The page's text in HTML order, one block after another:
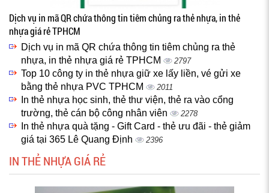
Dịch vụ in mã QR chứa thông tin tiêm chủng ra thẻ nhựa, in thẻ
nhựa giá rẻ TPHCM
Dịch vụ in mã QR chứa thông tin tiêm chủng ra thẻ
nhựa, in thẻ nhựa giá rẻ TPHCM
2797
Top 10 công ty in thẻ nhựa giữ xe lấy liền, vé gửi xe
bằng thẻ nhựa PVC TPHCM
2011
In thẻ nhựa học sinh, thẻ thư viện, thẻ ra vào cổng
trường, thẻ cán bộ công nhân viên
2278
In thẻ nhựa quà tặng - Gift Card - thẻ ưu đãi - thẻ giảm
giá tại 365 Lê Quang Định
2396
IN THẺ NHỰA GIÁ RẺ